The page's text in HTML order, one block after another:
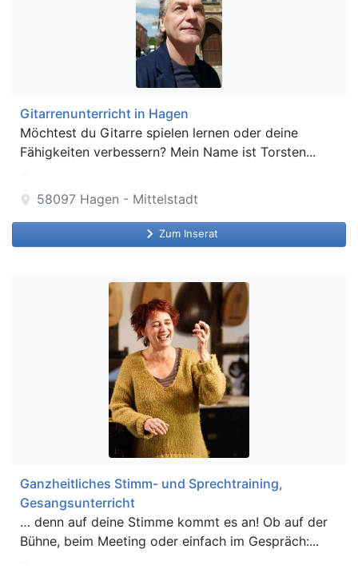
Gitarrenunterricht in Hagen
Möchtest du Gitarre spielen lernen oder deine
Fähigkeiten verbessern? Mein Name ist Torsten...
location_on 58097 Hagen - Mittelstadt
keyboard_arrow_right Zum Inserat
Ganzheitliches Stimm- und Sprechtraining,
Gesangsunterricht
… denn auf deine Stimme kommt es an! Ob auf der
Bühne, beim Meeting oder einfach im Gespräch:...